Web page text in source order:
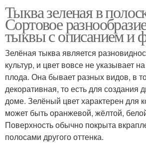
Тыква зеленая в
Сортовое
тыквы с описанием и
Зелёная тыква является
культур, и цвет вовсе не указывает
плода. Она бывает разных видов, в
декоративная, то есть для создания
доме. Зелёный цвет характерен для
может быть оранжевой, жёлтой,
Поверхность обычно покрыта
полосами другого оттенка.